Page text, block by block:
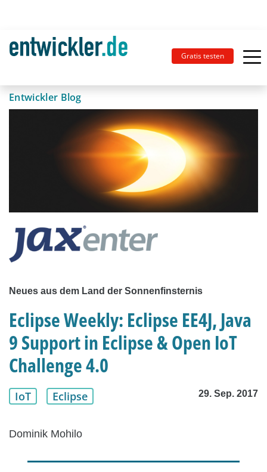
Gratis testen
Entwickler Blog
Neues aus dem Land der Sonnenfinsternis
Eclipse Weekly: Eclipse EE4J, Java
9 Support in Eclipse & Open IoT
Challenge 4.0
IoT Eclipse 29. Sep. 2017
Dominik Mohilo